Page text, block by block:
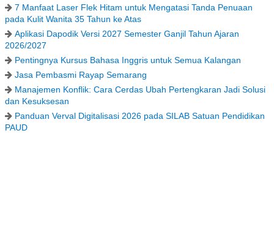
7 Manfaat Laser Flek Hitam untuk Mengatasi Tanda Penuaan
pada Kulit Wanita 35 Tahun ke Atas
Aplikasi Dapodik Versi 2027 Semester Ganjil Tahun Ajaran
2026/2027
Pentingnya Kursus Bahasa Inggris untuk Semua Kalangan
Jasa Pembasmi Rayap Semarang
Manajemen Konflik: Cara Cerdas Ubah Pertengkaran Jadi Solusi
dan Kesuksesan
Panduan Verval Digitalisasi 2026 pada SILAB Satuan Pendidikan
PAUD